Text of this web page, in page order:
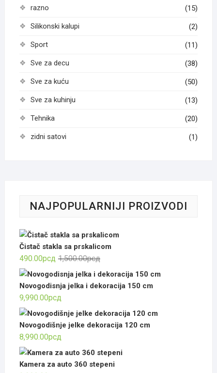
razno (15)
Silikonski kalupi (2)
Sport (11)
Sve za decu (38)
Sve za kuću (50)
Sve za kuhinju (13)
Tehnika (20)
zidni satovi (1)
NAJPOPULARNIJI PROIZVODI
Čistač stakla sa prskalicom
1,500.00рсдОригинална
цена
је
490.00рсд
Тренутна
цена
је:
490.00рсд.
Novogodisnja jelka i dekoracija 150 cm
9,990.00рсд
Novogodišnje jelke dekoracija 120 cm
8,990.00рсд
Kamera za auto 360 stepeni